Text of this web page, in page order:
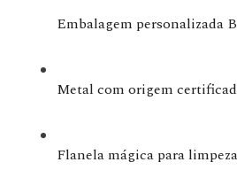
Embalagem personalizada
Metal com origem
Flanela mágica para